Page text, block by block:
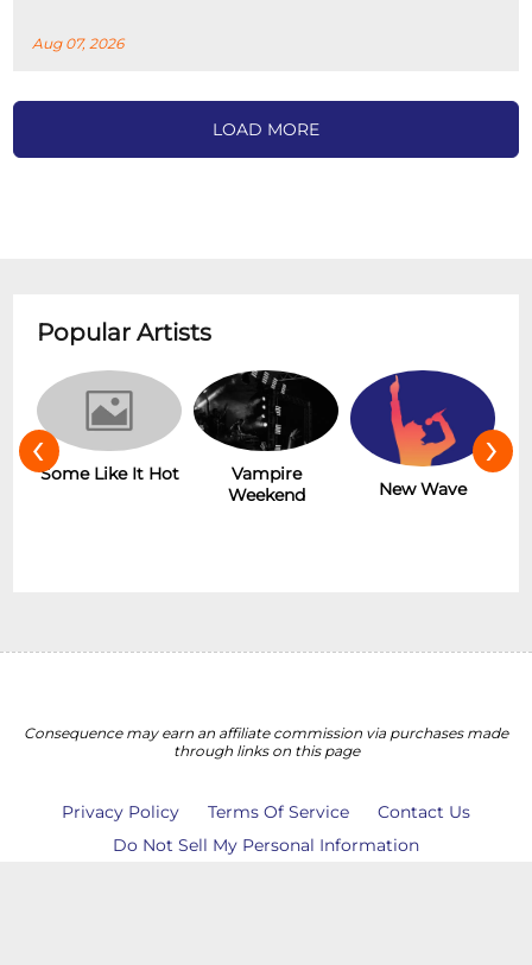
Aug 07, 2026
LOAD MORE
Popular Artists
Some Like It Hot
Vampire
Weekend
New Wave
‹ ›
Consequence may earn an affiliate commission via purchases made
through links on this page
Privacy Policy Terms Of Service
Contact Us
Do Not Sell My Personal Information